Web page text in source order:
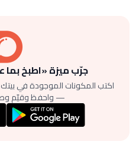
جرّب ميزة «اطبخ
اكتب المكونات الموجودة في
— واحفظ وقيّم